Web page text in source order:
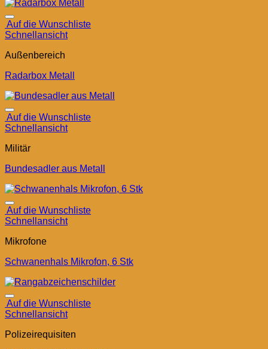
Auf die Wunschliste
Schnellansicht
Außenbereich
Radarbox Metall
Auf die Wunschliste
Schnellansicht
Militär
Bundesadler aus Metall
Auf die Wunschliste
Schnellansicht
Mikrofone
Schwanenhals Mikrofon, 6 Stk
Auf die Wunschliste
Schnellansicht
Polizeirequisiten